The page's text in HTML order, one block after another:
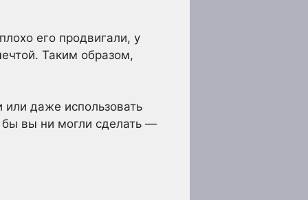
его продвигали, у
Таким образом,
даже использовать
бы вы ни могли сделать —